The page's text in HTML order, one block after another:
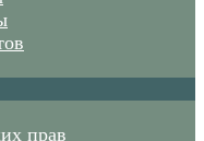
прав